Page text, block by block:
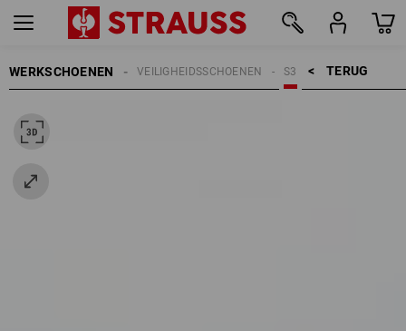
WERKSCHOENEN TERUG    >
S3
VEILIGHEIDSSCHOENEN